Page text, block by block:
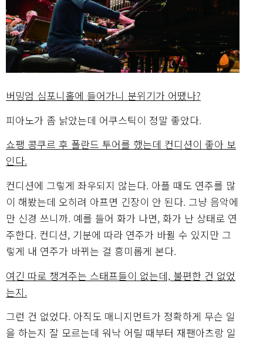
버밍엄 심포니홀에 들어가니 분위기가 어땠나?
피아노가 좀 낡았는데 어쿠스틱이 정말 좋았다.
쇼팽 콩쿠르 후 폴란드 투어를 했는데 컨디션이 좋아 보
인다.
컨디션에 그렇게 좌우되지 않는다. 아플 때도 연주를 많
이 해봤는데 오히려 아프면 긴장이 안 된다. 그냥 음악에
만 신경 쓰니까. 예를 들어 화가 나면, 화가 난 상태로 연
주한다. 컨디션, 기분에 따라 연주가 바뀔 수 있지만 그
렇게 내 연주가 바뀌는 걸 흥미롭게 본다.
여긴 따로 챙겨주는 스태프들이 없는데, 불편한 건 없었
는지.
그런 건 없었다. 아직도 매니지먼트가 정확하게 무슨 일
을 하는지 잘 모르는데 워낙 어릴 때부터 재팬아츠랑 일